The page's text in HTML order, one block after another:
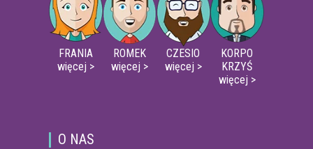
FRANIA
więcej >
ROMEK
więcej >
CZESIO
więcej >
KORPO
KRZYŚ
więcej >
O NAS